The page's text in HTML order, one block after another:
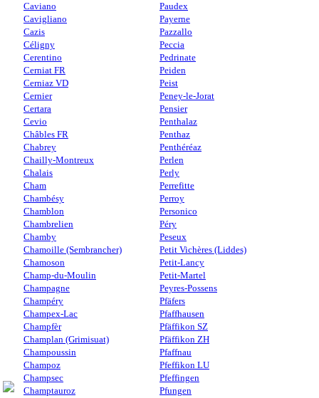
Caviano
Cavigliano
Cazis
Céligny
Cerentino
Cerniat FR
Cerniaz VD
Cernier
Certara
Cevio
Châbles FR
Chabrey
Chailly-Montreux
Chalais
Cham
Chambésy
Chamblon
Chambrelien
Chamby
Chamoille (Sembrancher)
Chamoson
Champ-du-Moulin
Champagne
Champéry
Champex-Lac
Champfèr
Champlan (Grimisuat)
Champoussin
Champoz
Champsec
Champtauroz
Paudex
Payerne
Pazzallo
Peccia
Pedrinate
Peiden
Peist
Peney-le-Jorat
Pensier
Penthalaz
Penthaz
Penthéréaz
Perlen
Perly
Perrefitte
Perroy
Personico
Péry
Peseux
Petit Vichères (Liddes)
Petit-Lancy
Petit-Martel
Peyres-Possens
Pfäfers
Pfaffhausen
Pfäffikon SZ
Pfäffikon ZH
Pfaffnau
Pfeffikon LU
Pfeffingen
Pfungen